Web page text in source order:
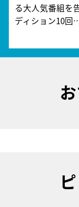
る大人気番組を
ディション10回